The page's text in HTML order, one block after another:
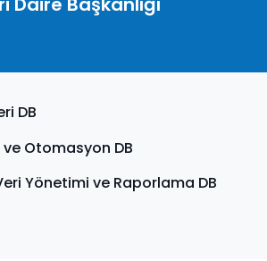
DB
Otomasyon DB
Yönetimi ve Raporlama DB